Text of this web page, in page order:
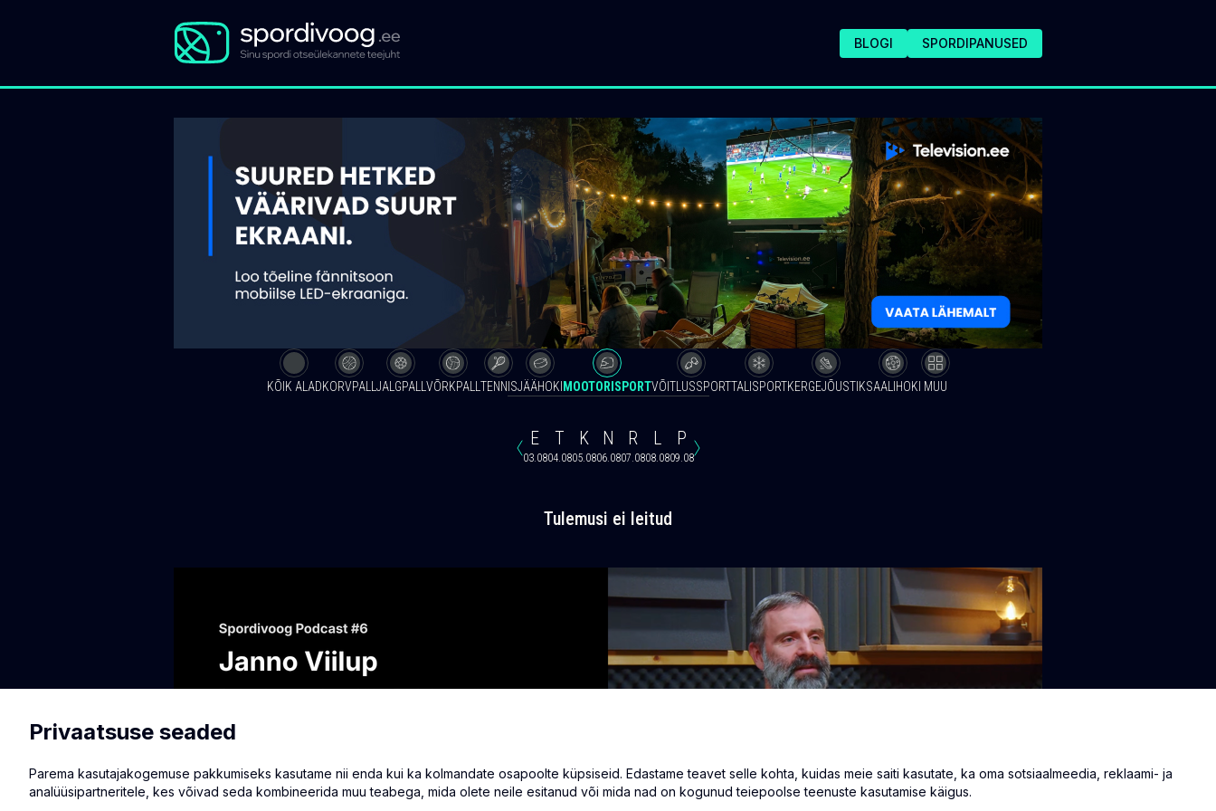
BLOGI SPORDIPANUSED
KÕIK ALADKORVPALL JALGPALL VÕRKPALL TENNISJÄÄHOKI MOOTORISPORTVÕITLUSSPORTTALISPORTKERGEJÕUSTIKSAALIHOKI MUU
E
03.08
T
04.08
K
05.08
N
06.08
R
07.08
L
08.08
P
09.08
Tulemusi ei leitud
Privaatsuse seaded
Parema kasutajakogemuse pakkumiseks kasutame nii enda kui ka kolmandate osapoolte küpsiseid. Edastame teavet selle kohta, kuidas meie saiti kasutate, ka oma sotsiaalmeedia, reklaami- ja
analüüsipartneritele, kes võivad seda kombineerida muu teabega, mida olete neile esitanud või mida nad on kogunud teiepoolse teenuste kasutamise käigus.